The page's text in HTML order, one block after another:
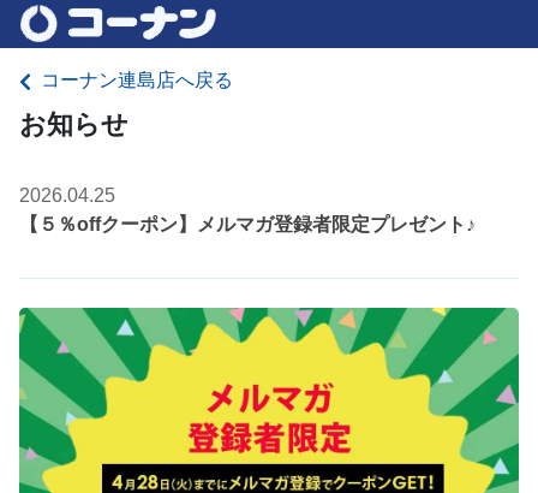
コーナン連島店へ戻る
お知らせ
2026.04.25
【５％offクーポン】メルマガ登録者限定プレゼント♪